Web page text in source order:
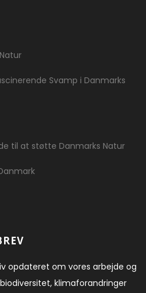
Svamp i Danmarks
til at støtte Danmarks Natur
opdateret om vores arbejde og
klimaforandringer